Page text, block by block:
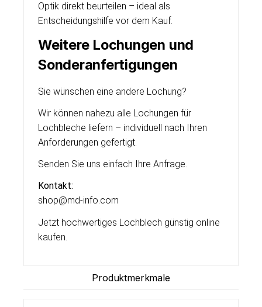
Optik direkt beurteilen – ideal als
Entscheidungshilfe vor dem Kauf.
Weitere Lochungen und
Sonderanfertigungen
Sie wünschen eine andere Lochung?
Wir können nahezu alle Lochungen für
Lochbleche liefern – individuell nach Ihren
Anforderungen gefertigt.
Senden Sie uns einfach Ihre Anfrage.
Kontakt:
shop@md-info.com
Jetzt hochwertiges Lochblech günstig online
kaufen.
Produktmerkmale